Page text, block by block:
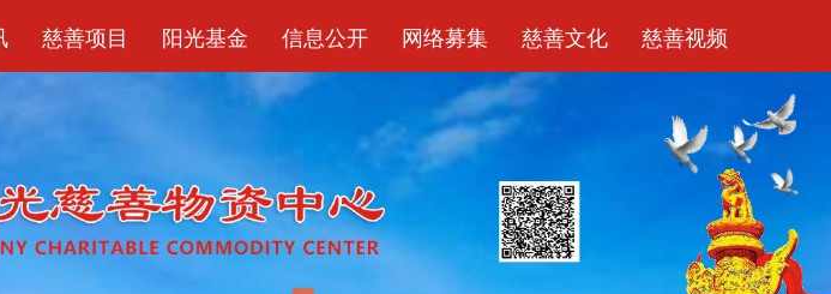
慈善项目 阳光基金 信息公开 网络募集 慈善文化 慈善视频